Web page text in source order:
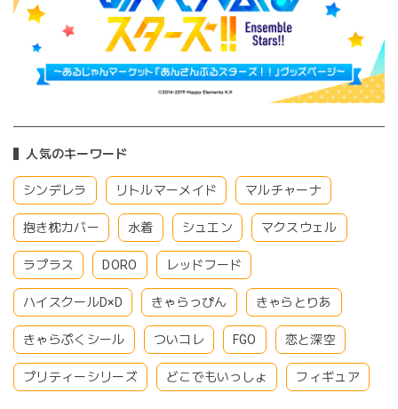
人気のキーワード
シンデレラ リトルマーメイド マルチャーナ
抱き枕カバー 水着 シュエン マクスウェル
ラプラス DORO レッドフード
ハイスクールD×D きゃらっぴん きゃらとりあ
きゃらぷくシール ついコレ FGO 恋と深空
プリティーシリーズ どこでもいっしょ フィギュア